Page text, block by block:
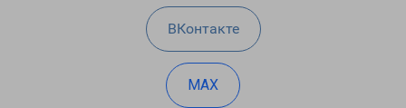
ВКонтакте
MAX